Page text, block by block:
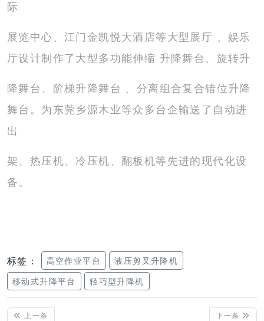
际
展 览中心、江门金凯悦大酒店等大型展厅 、娱乐
厅设计制作了大型多功能伸缩 升降舞台、旋转升
降舞台、阶梯升降舞台 、分离组合复合错位升降
舞台。为东莞乡源木业等众多台企输送了自动进
出
架 、热压机、冷压机、翻板机等先进的现代化设
备。
标签： 高空作业平台
液压剪叉升降机
移动式升降平台
轻巧型升降机
上一条 下一条